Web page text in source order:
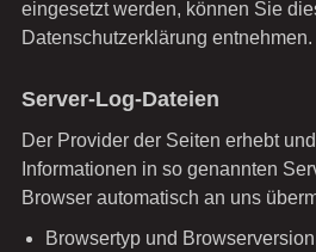
eingesetzt werden, können Sie
Datenschutzerklärung entnehmen.
Server-Log-Dateien
Der Provider der Seiten erhebt
Informationen in so genannten
Browser automatisch an uns
Browsertyp und Browserversion